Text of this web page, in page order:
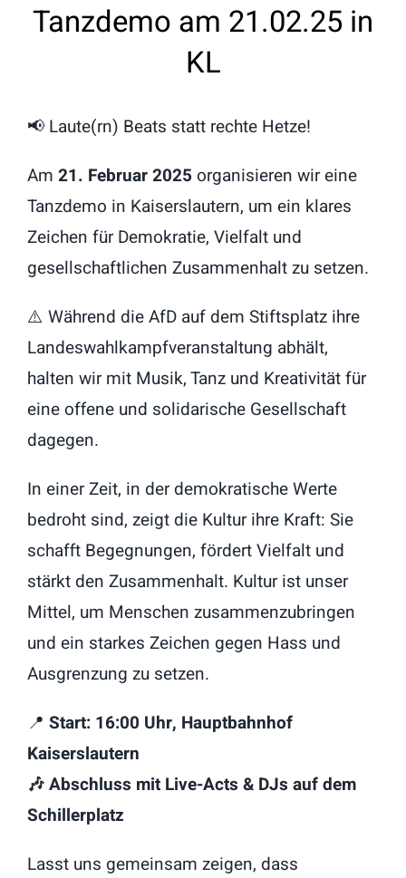
Tanzdemo am 21.02.25 in
KL
📢 Laute(rn) Beats statt rechte Hetze!
Am 21. Februar 2025 organisieren wir eine
Tanzdemo in Kaiserslautern, um ein klares
Zeichen für Demokratie, Vielfalt und
gesellschaftlichen Zusammenhalt zu setzen.
⚠️ Während die AfD auf dem Stiftsplatz ihre
Landeswahlkampfveranstaltung abhält,
halten wir mit Musik, Tanz und Kreativität für
eine offene und solidarische Gesellschaft
dagegen.
In einer Zeit, in der demokratische Werte
bedroht sind, zeigt die Kultur ihre Kraft: Sie
schafft Begegnungen, fördert Vielfalt und
stärkt den Zusammenhalt. Kultur ist unser
Mittel, um Menschen zusammenzubringen
und ein starkes Zeichen gegen Hass und
Ausgrenzung zu setzen.
📍 Start: 16:00 Uhr, Hauptbahnhof
Kaiserslautern
🎶 Abschluss mit Live-Acts & DJs auf dem
Schillerplatz
Lasst uns gemeinsam zeigen, dass